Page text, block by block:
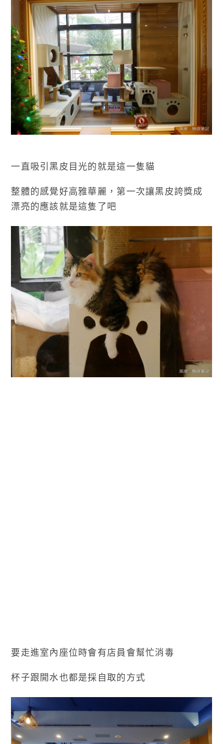
一直吸引黑皮目光的就是這一隻貓
整體的感覺好高雅華麗，第一次讓黑皮誇獎成
漂亮的應該就是這隻了吧
要走進室內座位時會有店員會幫忙消毒
杯子跟開水也都是採自取的方式